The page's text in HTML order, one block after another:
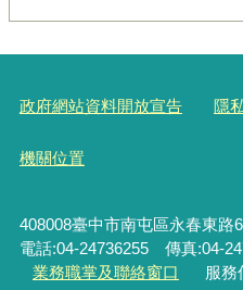
政府網站資料開放宣告 隱
機關位置
408008臺中市南屯區永春東
電話:04-24736255 傳真:04-
業務職掌及聯絡窗口
服務